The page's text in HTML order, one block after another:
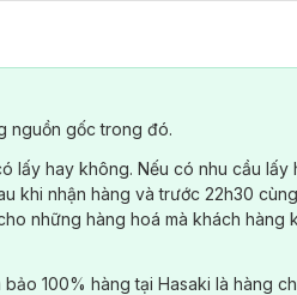
nguồn gốc trong đó.
lấy hay không. Nếu có nhu cầu lấy
khi nhận hàng và trước 22h30
những hàng hoá mà khách hàng
100% hàng tại Hasaki là hàng